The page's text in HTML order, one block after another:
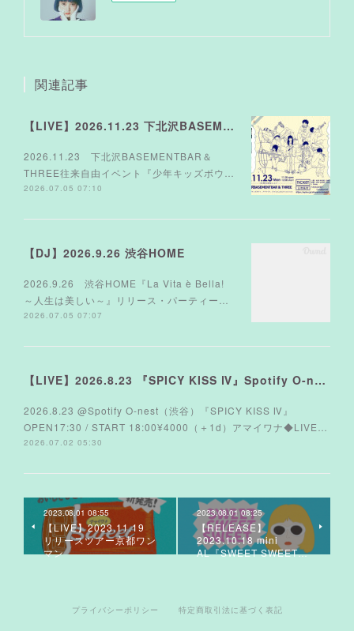
関連記事
【LIVE】2026.11.23 下北沢BASEMENTBAR＆THREE
2026.11.23 下北沢BASEMENTBAR＆
THREE往来自由イベント『少年キッズボウ…
2026.07.05 07:10
【DJ】2026.9.26 渋谷HOME
2026.9.26 渋谷HOME『La Vita è Bella!
～人生は美しい～』リリース・パーティー…
2026.07.05 07:07
【LIVE】2026.8.23 『SPICY KISS Ⅳ』Spotify O-nest
2026.8.23 @Spotify O-nest（渋谷）『SPICY KISS Ⅳ』
OPEN17:30 / START 18:00¥4000（＋1d）アマイワナ◆LIVE…
2026.07.02 05:30
2023.08.01 08:55
【LIVE】2023.11.19
リリースツアー京都ワン
マン
2023.08.01 08:25
【RELEASE】
2023.10.18 mini
AL『SWEET SWEET…
プライバシーポリシー 特定商取引法に基づく表記